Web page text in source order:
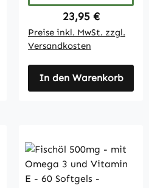
Regulärer Preis:
23,95 €
Preise inkl. MwSt. zzgl.
Versandkosten
In den Warenkorb